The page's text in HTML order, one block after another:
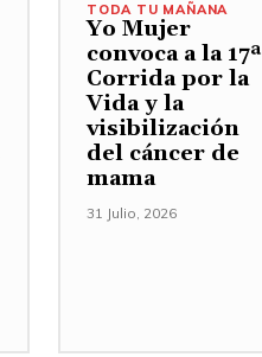
TODA TU MAÑANA
Yo Mujer
convoca a la 17ª
Corrida por la
Vida y la
visibilización
del cáncer de
mama
31 Julio, 2026